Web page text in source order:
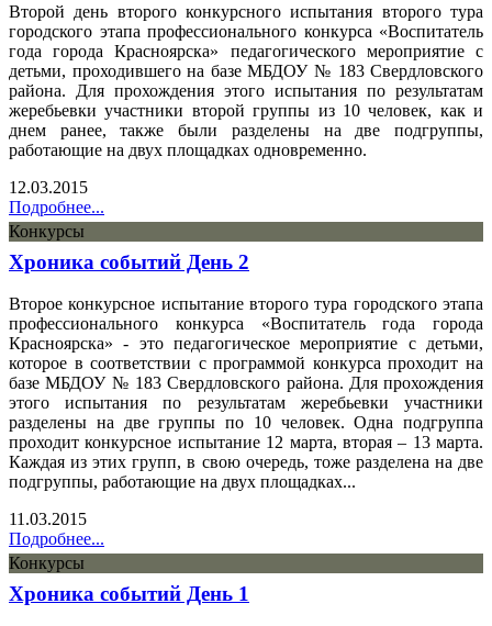
Второй день второго конкурсного испытания второго тура
городского этапа профессионального конкурса «Воспитатель
года города Красноярска» педагогического мероприятие с
детьми, проходившего на базе МБДОУ № 183 Свердловского
района. Для прохождения этого испытания по результатам
жеребьевки участники второй группы из 10 человек, как и
днем ранее, также были разделены на две подгруппы,
работающие на двух площадках одновременно.
12.03.2015
Подробнее...
Конкурсы
Хроника событий День 2
Второе конкурсное испытание второго тура городского этапа
профессионального конкурса «Воспитатель года города
Красноярска» - это педагогическое мероприятие с детьми,
которое в соответствии с программой конкурса проходит на
базе МБДОУ № 183 Свердловского района. Для прохождения
этого испытания по результатам жеребьевки участники
разделены на две группы по 10 человек. Одна подгруппа
проходит конкурсное испытание 12 марта, вторая – 13 марта.
Каждая из этих групп, в свою очередь, тоже разделена на две
подгруппы, работающие на двух площадках...
11.03.2015
Подробнее...
Конкурсы
Хроника событий День 1